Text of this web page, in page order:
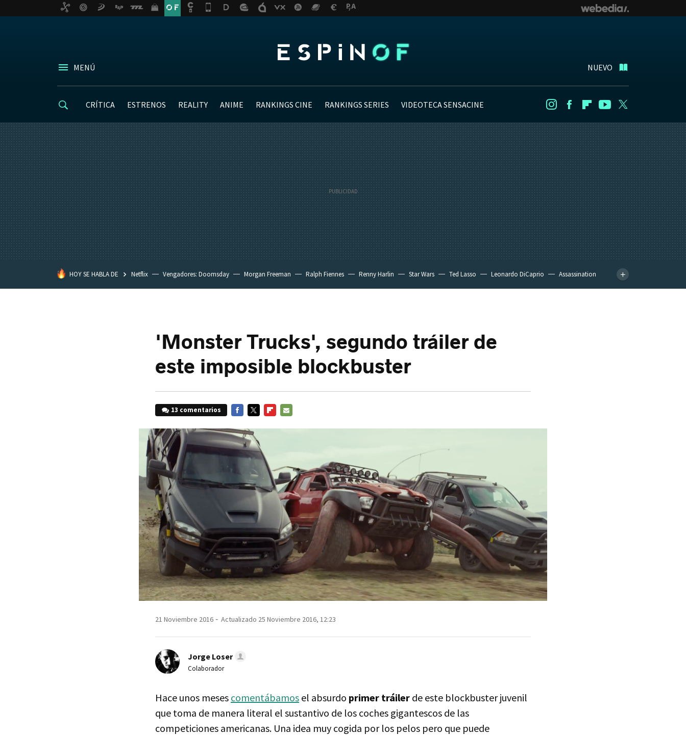
MENÚ NUEVO
CRÍTICA ESTRENOS REALITY ANIME RANKINGS CINE RANKINGS SERIES VIDEOTECA SENSACINE InstagramFacebookFlipboard
Youtube
HOY SE HABLA DE Netflix Vengadores: Doomsday Morgan Freeman Ralph Fiennes Renny Harlin Star Wars Ted Lasso Leonardo DiCaprio
Assassination
'Monster Trucks', segundo tráiler de
este imposible blockbuster
13 comentarios
21 Noviembre 2016 Actualizado 25 Noviembre 2016, 12:23
Jorge Loser
Colaborador
Hace unos meses comentábamos el absurdo primer tráiler de este blockbuster juvenil
que toma de manera literal el sustantivo de los coches gigantescos de las
competiciones americanas. Una idea muy cogida por los pelos pero que puede